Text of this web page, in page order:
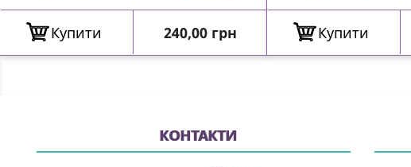
Купити Ціна
240,00 грн Купити
КОНТАКТИ